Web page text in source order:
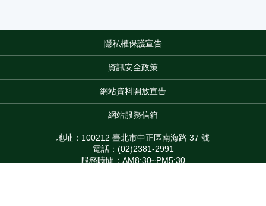
隱私權保護宣告
資訊安全政策
網站資料開放宣告
網站服務信箱
地址：100212 臺北市中正區南海路 37 號
電話：(02)2381-2991
服務時間：AM8:30~PM5:30